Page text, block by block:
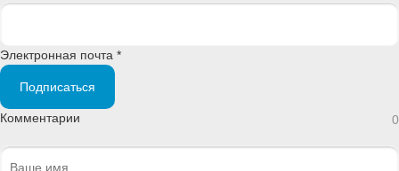
Электронная почта *
Подписаться
Комментарии 0